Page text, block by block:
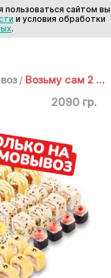
/ Возьму сам 2 кг
2090 гр.
сайтом вы
и условия обработки
.